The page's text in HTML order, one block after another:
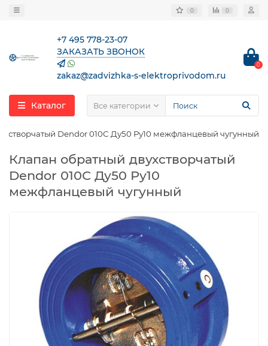
0 0
+7 495 778-23-07
ЗАКАЗАТЬ ЗВОНОК
zakaz@zadvizhka-s-elektroprivodom.ru
0
Каталог Все категории
Dendor 010С Ду50 Ру10 межфланцевый чугунный
Клапан обратный двухстворчатый
Dendor 010С Ду50 Ру10
межфланцевый чугунный